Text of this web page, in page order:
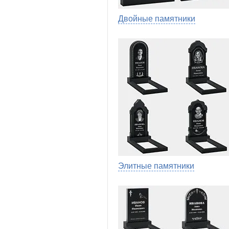
Двойные памятники
Элитные памятники